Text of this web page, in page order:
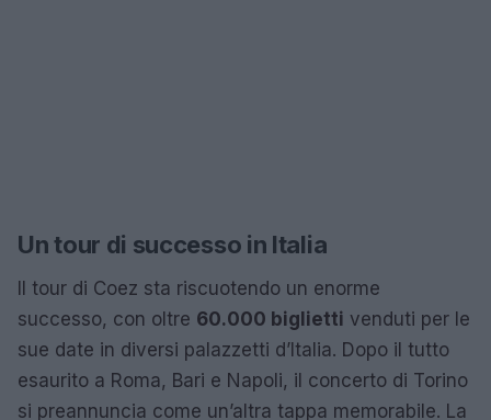
Un tour di successo in Italia
Il tour di Coez sta riscuotendo un enorme
successo, con oltre 60.000 biglietti venduti per le
sue date in diversi palazzetti d’Italia. Dopo il tutto
esaurito a Roma, Bari e Napoli, il concerto di Torino
si preannuncia come un’altra tappa memorabile. La